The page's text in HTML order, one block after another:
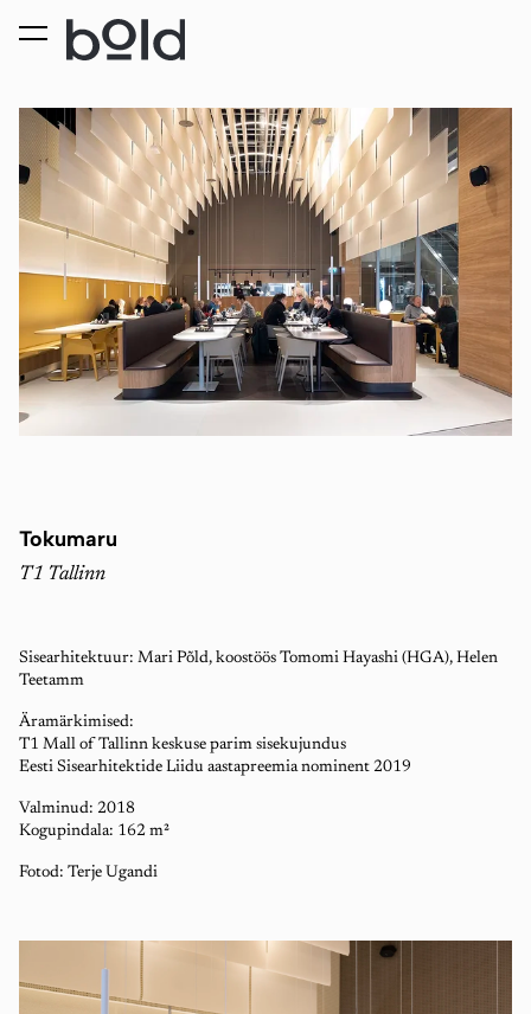
lisati ostukorvi.
Tokumaru
T1 Tallinn
Sisearhitektuur: Mari Põld, koostöös Tomomi Hayashi (HGA), Helen
Teetamm
Äramärkimised:
T1 Mall of Tallinn keskuse parim sisekujundus
Eesti Sisearhitektide Liidu aastapreemia nominent 2019
Valminud: 2018
Kogupindala: 162 m²
Fotod: Terje Ugandi